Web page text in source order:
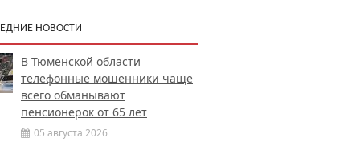
НОВОСТИ
В Тюменской области
телефонные мошенники чаще
всего обманывают
пенсионерок от 65 лет
05 августа 2026